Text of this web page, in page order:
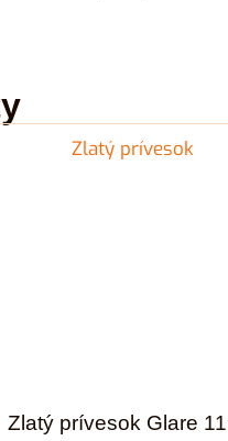
Zlatý prívesok Glare